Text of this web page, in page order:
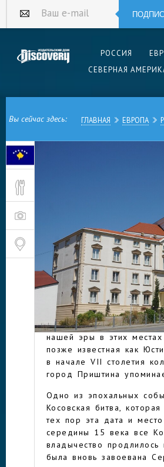
Ваш e-mail
РОССИЯ
СЕВЕРНАЯ
Вы сейчас здесь: ГЛАВНАЯ ЕВРОПА
Город Приштина –
крошечной Республики
Черногорией и
республиками
Общее прошлое
жителей города:
албанцы, меньшинство
назад перемирие,
конфликты на
косоваров исповедуют
православными.
История города
нашей эры в этих
позже известная как
в начале VII столетия
город Приштина
Одно из эпохальных
Косовская битва,
тех пор эта дата и
середины 15 века все
владычество
была вновь завоевана